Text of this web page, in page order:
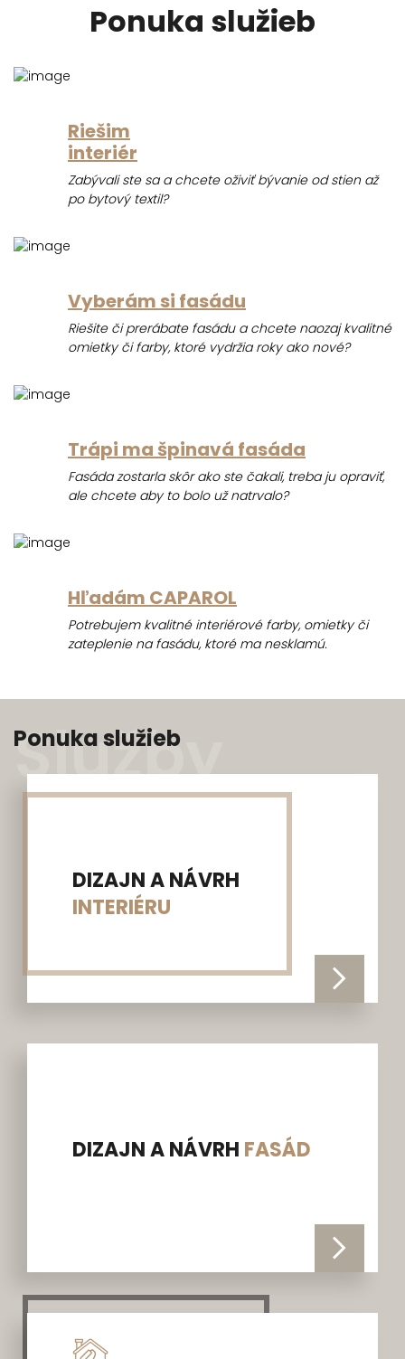
Ponuka služieb
Riešim
interiér
Zabývali ste sa a chcete oživiť bývanie od stien až
po bytový textil?
Vyberám si fasádu
Riešite či prerábate fasádu a chcete naozaj kvalitné
omietky či farby, ktoré vydržia roky ako nové?
Trápi ma špinavá fasáda
Fasáda zostarla skôr ako ste čakali, treba ju opraviť,
ale chcete aby to bolo už natrvalo?
Hľadám CAPAROL
Potrebujem kvalitné interiérové farby, omietky či
zateplenie na fasádu, ktoré ma nesklamú.
Ponuka služieb
Služby
DIZAJN A NÁVRH
INTERIÉRU
DIZAJN A NÁVRH FASÁD